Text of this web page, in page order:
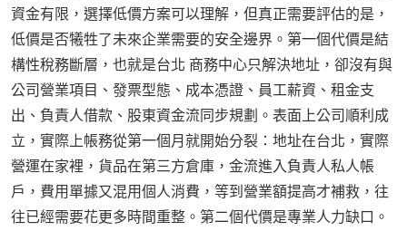
資金有限，選擇低價方案可以理解，但真正需要評估的是，
低價是否犧牲了未來企業需要的安全邊界。第一個代價是結
構性稅務斷層，也就是台北 商務中心只解決地址，卻沒有與
公司營業項目、發票型態、成本憑證、員工薪資、租金支
出、負責人借款、股東資金流同步規劃。表面上公司順利成
立，實際上帳務從第一個月就開始分裂：地址在台北，實際
營運在家裡，貨品在第三方倉庫，金流進入負責人私人帳
戶，費用單據又混用個人消費，等到營業額提高才補救，往
往已經需要花更多時間重整。第二個代價是專業人力缺口。